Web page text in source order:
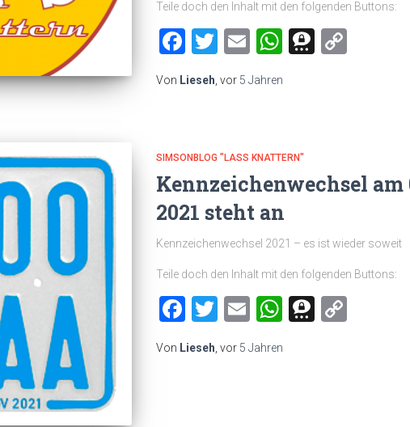
Teile doch den Inhalt mit den folgenden Buttons:
Facebook
Twitter
EmailWhatsApp
Threema
Von Lieseh , vor 5 Jahren
SIMSONBLOG "LASS KNATTERN"
Kennzeichenwechsel am
2021 steht an
Kennzeichenwechsel 2021 – es ist wieder soweit
Teile doch den Inhalt mit den folgenden Buttons:
Facebook
Twitter
EmailWhatsApp
Threema
Von Lieseh , vor 5 Jahren